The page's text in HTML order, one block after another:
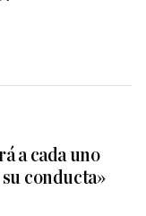
a cada uno
conducta»